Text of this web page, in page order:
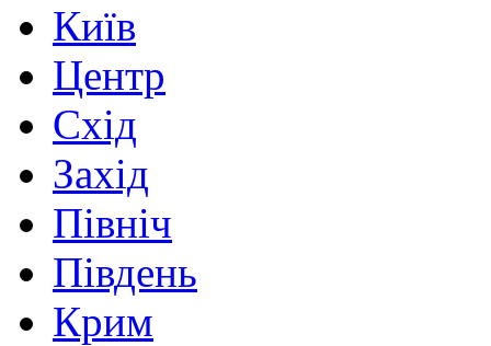
Київ
Центр
Схід
Захід
Північ
Південь
Крим